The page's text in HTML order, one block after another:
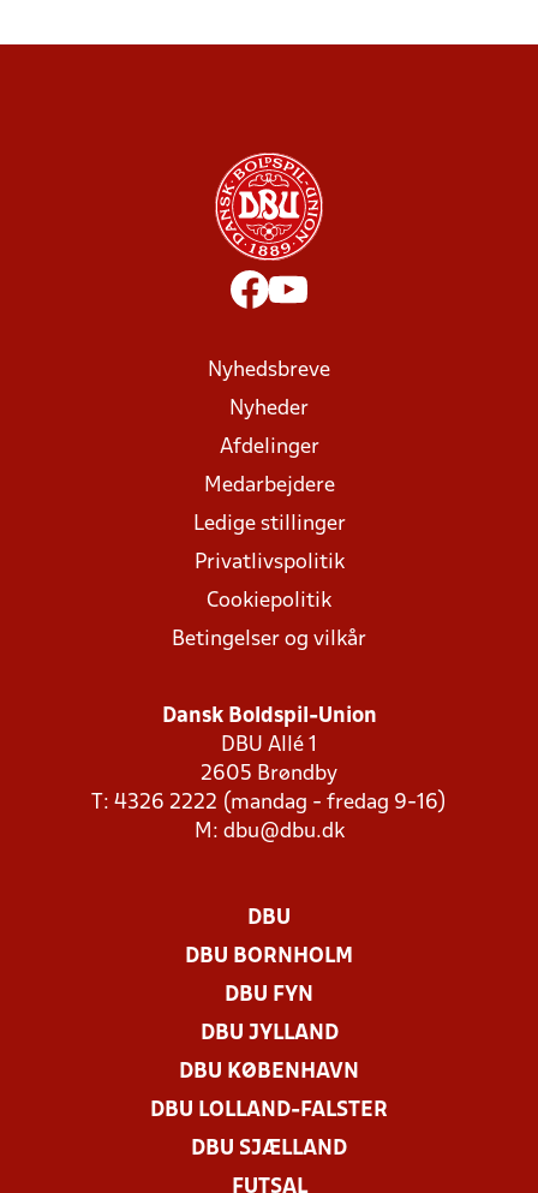
Nyhedsbreve
Nyheder
Afdelinger
Medarbejdere
Ledige stillinger
Privatlivspolitik
Cookiepolitik
Betingelser og vilkår
Dansk Boldspil-Union
DBU Allé 1
2605 Brøndby
T: 4326 2222 (mandag - fredag 9-16)
M: dbu@dbu.dk
DBU
DBU BORNHOLM
DBU FYN
DBU JYLLAND
DBU KØBENHAVN
DBU LOLLAND-FALSTER
DBU SJÆLLAND
FUTSAL